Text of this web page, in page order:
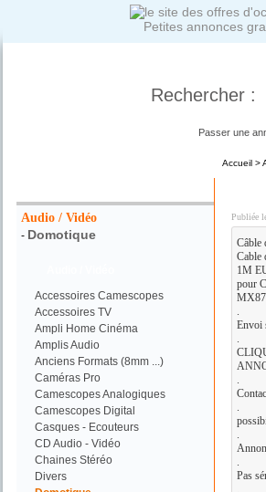
Petites annonces
Rechercher :
Passer une
Audio / Vidéo
- Domotique
Accessoires Camescopes
Accessoires TV
Ampli Home Cinéma
Amplis Audio
Anciens Formats (8mm ...)
Caméras Pro
Camescopes Analogiques
Camescopes Digital
Casques - Ecouteurs
CD Audio - Vidéo
Chaines Stéréo
Divers
Accueil>
Publiée
Câble
Cable
1M
pour
.
Envoi
.
.
.
.
.
Pas
.